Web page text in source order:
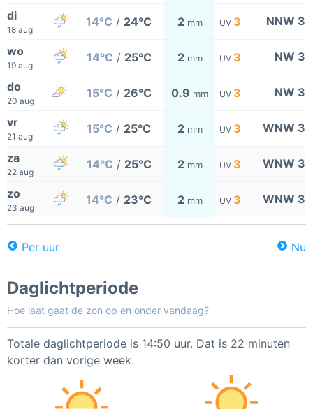
di
18 aug
14°C / 24°C 2 mm UV 3 NNW 3
wo
19 aug
14°C / 25°C 2 mm UV 3 NW 3
do
20 aug
15°C / 26°C 0.9 mm UV 3 NW 3
vr
21 aug
15°C / 25°C 2 mm UV 3 WNW 3
za
22 aug
14°C / 25°C 2 mm UV 3 WNW 3
zo
23 aug
14°C / 23°C 2 mm UV 3 WNW 3
Per uur Nu
Daglichtperiode
Hoe laat gaat de zon op en onder vandaag?
Totale daglichtperiode is 14:50 uur. Dat is 22 minuten
korter dan vorige week.